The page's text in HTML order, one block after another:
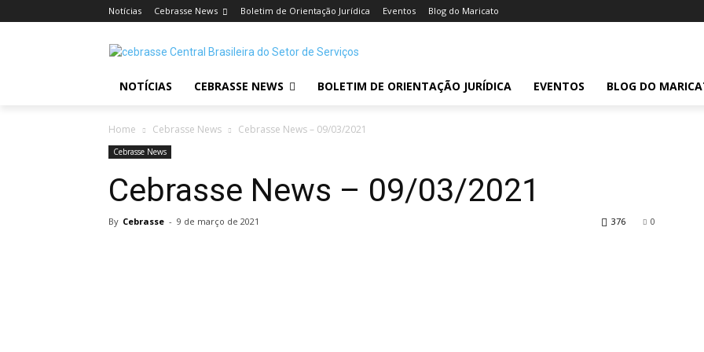
Notícias Cebrasse News Boletim de Orientação Jurídica Eventos Blog do Maricato
NOTÍCIAS CEBRASSE NEWS BOLETIM DE ORIENTAÇÃO JURÍDICA EVENTOS BLOG DO
Home Cebrasse News Cebrasse News – 09/03/2021
Cebrasse News
Cebrasse News – 09/03/2021
By Cebrasse - 9 de março de 2021 0
376